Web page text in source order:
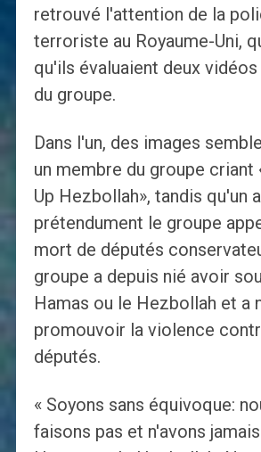
retrouvé l'attention de la
terroriste au Royaume-Uni,
qu'ils évaluaient deux
du groupe.
Dans l'un, des images
un membre du groupe criant
Up Hezbollah», tandis qu'un
prétendument le groupe
mort de députés
groupe a depuis nié avoir
Hamas ou le Hezbollah et a
promouvoir la violence
députés.
« Soyons sans équivoque:
faisons pas et n'avons